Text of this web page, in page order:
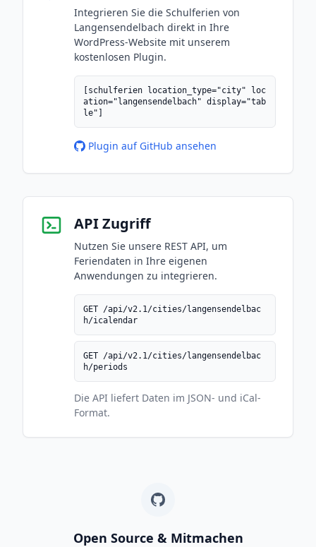
Integrieren Sie die Schulferien von
Langensendelbach direkt in Ihre
WordPress-Website mit unserem
kostenlosen Plugin.
[schulferien location_type="city" loc
ation="langensendelbach" display="tab
le"]
Plugin auf GitHub ansehen
API Zugriff
Nutzen Sie unsere REST API, um
Feriendaten in Ihre eigenen
Anwendungen zu integrieren.
GET /api/v2.1/cities/langensendelbac
h/icalendar
GET /api/v2.1/cities/langensendelbac
h/periods
Die API liefert Daten im JSON- und iCal-
Format.
Open Source & Mitmachen